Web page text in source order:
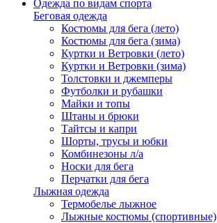
Одежда по видам спорта
Беговая одежда
Костюмы для бега (лето)
Костюмы для бега (зима)
Куртки и Ветровки (лето)
Куртки и Ветровки (зима)
Толстовки и джемперы
Футболки и рубашки
Майки и топы
Штаны и брюки
Тайтсы и капри
Шорты, трусы и юбки
Комбинезоны л/а
Носки для бега
Перчатки для бега
Лыжная одежда
Термобелье лыжное
Лыжные костюмы (спортивные)